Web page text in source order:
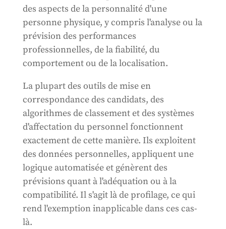
des aspects de la personnalité d'une
personne physique, y compris l'analyse ou la
prévision des performances
professionnelles, de la fiabilité, du
comportement ou de la localisation.
La plupart des outils de mise en
correspondance des candidats, des
algorithmes de classement et des systèmes
d'affectation du personnel fonctionnent
exactement de cette manière. Ils exploitent
des données personnelles, appliquent une
logique automatisée et génèrent des
prévisions quant à l'adéquation ou à la
compatibilité. Il s'agit là de profilage, ce qui
rend l'exemption inapplicable dans ces cas-
là.